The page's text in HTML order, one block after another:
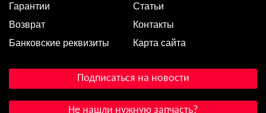
Гарантии
Возврат
Банковские реквизиты
Статьи
Контакты
Карта сайта
Подписаться на новости
Не нашли нужную запчасть?